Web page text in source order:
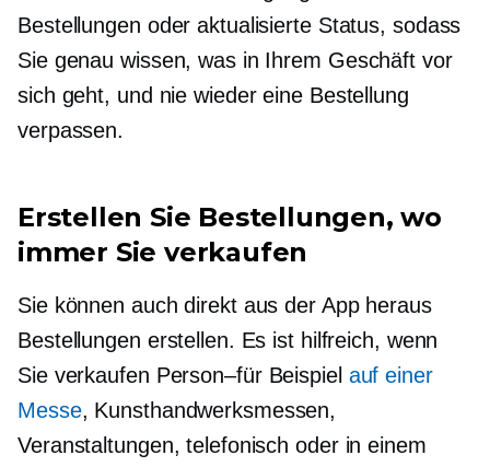
Bestellungen oder aktualisierte Status, sodass
Sie genau wissen, was in Ihrem Geschäft vor
sich geht, und nie wieder eine Bestellung
verpassen.
Erstellen Sie Bestellungen, wo
immer Sie verkaufen
Sie können auch direkt aus der App heraus
Bestellungen erstellen. Es ist hilfreich, wenn
Sie verkaufen Person–fürBeispiel auf einer
Messe, Kunsthandwerksmessen,
Veranstaltungen, telefonisch oder in einem